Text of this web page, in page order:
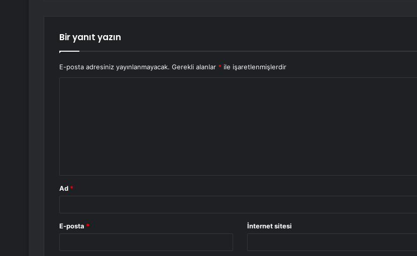
Bir yanıt yazın
E-posta adresiniz yayınlanmayacak. Gerekli alanlar * ile işaretlenmişlerdir
Ad *
E-posta * İnternet sitesi